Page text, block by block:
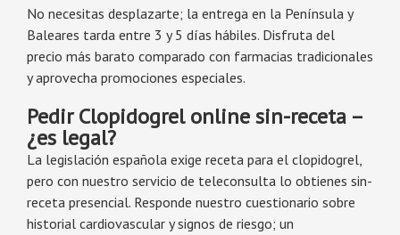
No necesitas desplazarte; la entrega en la Península y
Baleares tarda entre 3 y 5 días hábiles. Disfruta del
precio más barato comparado con farmacias tradicionales
y aprovecha promociones especiales.
Pedir Clopidogrel online sin-receta –
¿es legal?
La legislación española exige receta para el clopidogrel,
pero con nuestro servicio de teleconsulta lo obtienes sin-
receta presencial. Responde nuestro cuestionario sobre
historial cardiovascular y signos de riesgo; un